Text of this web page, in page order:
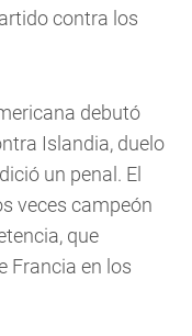
contra los
debutó
Islandia, duelo
un penal. El
veces campeón
que
Francia en los